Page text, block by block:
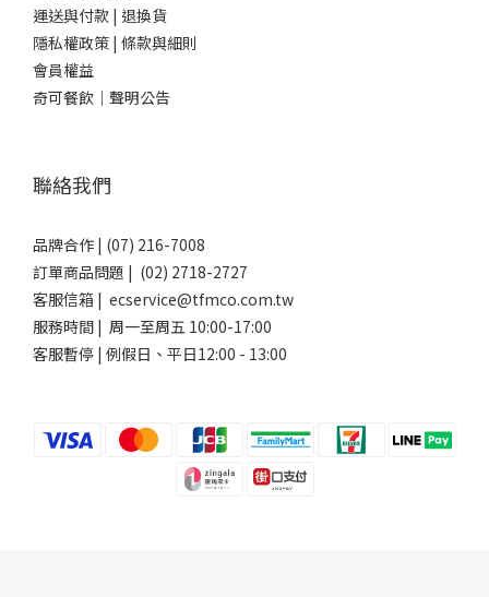
運送與付款 | 退換貨
隱私權政策 | 條款與細則
會員權益
奇可餐飲｜聲明公告
聯絡我們
品牌合作 | (07) 216-7008
訂單商品問題 | (02) 2718-2727
客服信箱 | ecservice@tfmco.com.tw
服務時間 | 周一至周五 10:00-17:00
客服暫停 | 例假日、平日12:00 - 13:00